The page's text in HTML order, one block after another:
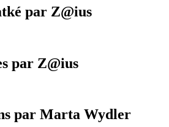
par Z@ius
par Z@ius
par Marta Wydler